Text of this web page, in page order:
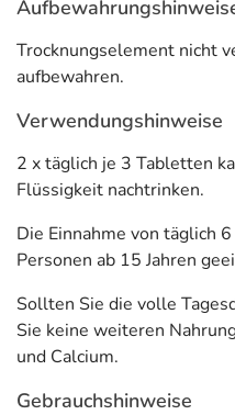
Zink trägt zur Erhaltung normaler
Adresse des
Dr. Jacob's Medical GmbH
Platter Straße 92
Informationen zu diesem
hinterlegt. (oben)
Trocknungselement nicht
aufbewahren.
Verwendungshinweise
2 x täglich je 3 Tabletten
Flüssigkeit nachtrinken.
Die Einnahme von täglich
Personen ab 15 Jahren
Sollten Sie die volle
Sie keine weiteren
und Calcium.
Gebrauchshinweise